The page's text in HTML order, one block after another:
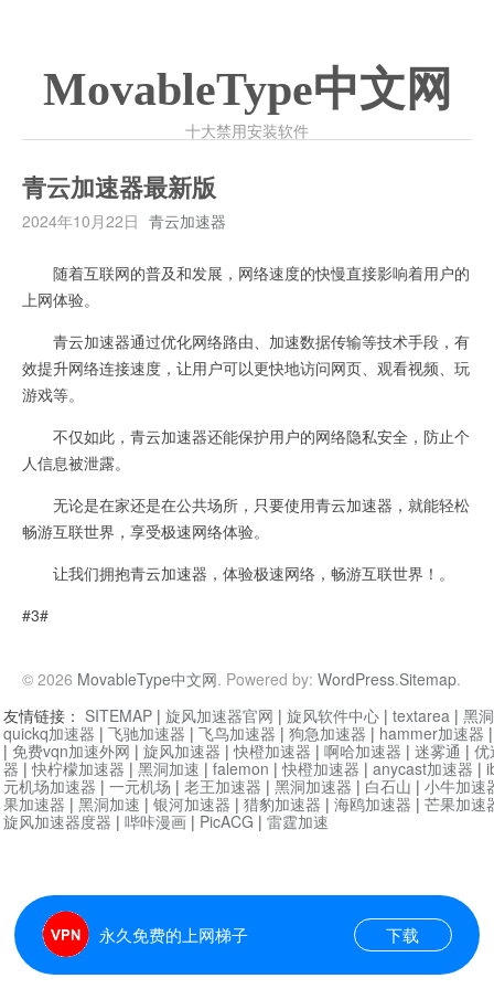
MovableType中文网
十大禁用安装软件
青云加速器最新版
2024年10月22日 青云加速器
随着互联网的普及和发展，网络速度的快慢直接影响着用户的
上网体验。
青云加速器通过优化网络路由、加速数据传输等技术手段，有
效提升网络连接速度，让用户可以更快地访问网页、观看视频、玩
游戏等。
不仅如此，青云加速器还能保护用户的网络隐私安全，防止个
人信息被泄露。
无论是在家还是在公共场所，只要使用青云加速器，就能轻松
畅游互联世界，享受极速网络体验。
让我们拥抱青云加速器，体验极速网络，畅游互联世界！。
#3#
© 2026 MovableType中文网. Powered by: WordPress.Sitemap.
永久免费的上网梯子 下载
友情链接： SITEMAP | 旋风加速器官网 | 旋风软件中心 | textarea | 黑
quickq加速器 | 飞驰加速器 | 飞鸟加速器 | 狗急加速器 | hammer加速器
| 免费vqn加速外网 | 旋风加速器 |快橙加速器 | 啊哈加速器 | 迷雾通 | 优
器 |快柠檬加速器 | 黑洞加速 | falemon |快橙加速器 | anycast加速器 |
元机场加速器 | 一元机场 | 老王加速器 | 黑洞加速器 | 白石山 | 小牛加速
果加速器 | 黑洞加速 | 银河加速器 | 猎豹加速器 | 海鸥加速器 | 芒果加速
旋风加速器度器 | 哔咔漫画 | PicACG | 雷霆加速